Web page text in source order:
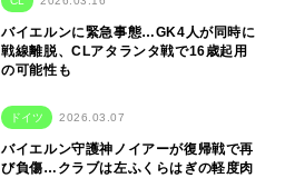
バイエルンに緊急事態…GK4人が同時に
戦線離脱、CLアタランタ戦で16歳起用
の可能性も
ドイツ 2026.03.07
バイエルン守護神ノイアーが復帰戦で再
び負傷…クラブは左ふくらはぎの軽度肉